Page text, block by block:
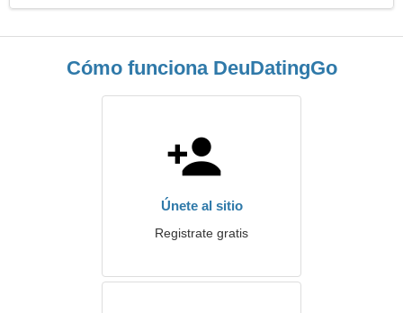
Cómo funciona DeuDatingGo
Únete al sitio
Registrate gratis